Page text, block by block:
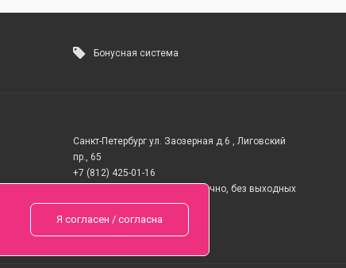
Бонусная система
Санкт-Петербург ул. Заозерная д.6 , Лиговский
пр., 65
+7 (812) 425-01-16
Вопросы? Звоните круглосуточно, без выходных
Я согласен / согласна